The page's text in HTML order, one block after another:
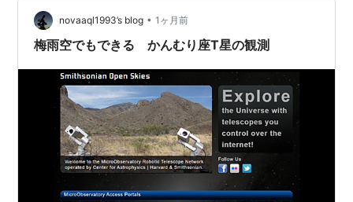
novaaql1993’s blog • 1ヶ月前
梅雨空でもできる かんむり座T星の観測